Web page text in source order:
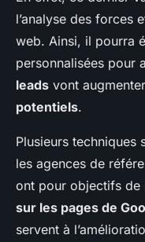
l’analyse des forces
web. Ainsi, il pourra
personnalisées pour
leads vont
potentiels.
Plusieurs techniques
les agences de
ont pour objectifs de
sur les pages de
servent à